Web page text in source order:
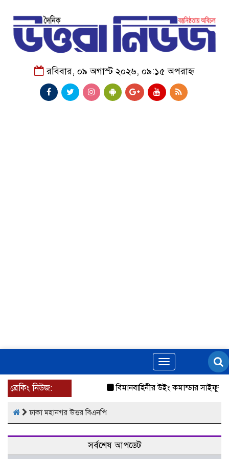
রবিবার, ০৯ অগাস্ট ২০২৬, ০৯:১৫ অপরাহ্ন
Toggle
navigation
ব্রেকিং নিউজ: বিমানবাহিনীর উইং কমান্ডার সাইফুর
ঢাকা মহানগর উত্তর বিএনপি
সর্বশেষ আপডেট